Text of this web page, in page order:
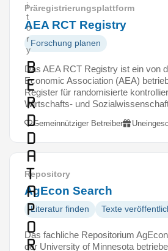
i
t
o
r
y
B
E
R
D
D
a
t
a
P
o
r
Präregistrierungsplattform
AEA RCT Registry
Forschung planen
Das AEA RCT Registry ist ein von
Economic Association (AEA)
Register für randomisierte
Wirtschafts- und
Gemeinnütziger Betreiber
Repository
AgEcon Search
Literatur finden Texte
Das fachliche Repositorium
der University of Minnesota